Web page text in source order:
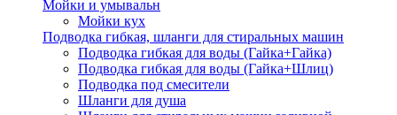
Мойки и умывальн
Мойки кух
Подводка гибкая, шланги для стиральных машин
Подводка гибкая для воды (Гайка+Гайка)
Подводка гибкая для воды (Гайка+Шлиц)
Подводка под смесители
Шланги для душа